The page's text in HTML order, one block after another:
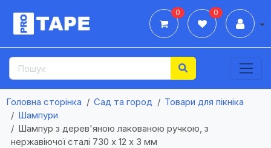
0 0
Головна сторінка Сад та город
Товари для пікніка
Шампури
Шампур з дерев'яною лакованою ручкою, з
нержавіючої сталі 730 х 12 х 3 мм